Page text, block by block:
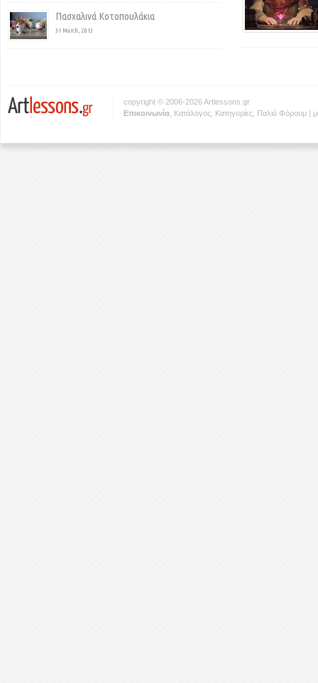
Πασχαλινά Κοτοπουλάκια
31 March, 2013
copyright © 2006-2026 Artlessons.gr
Eπικοινωνία Κατάλογος Κατηγορίες Παλιό Φόρουμ |